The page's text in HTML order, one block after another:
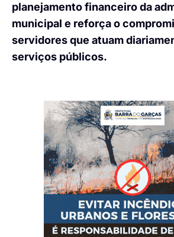
planejamento financeiro da
municipal e reforça o
servidores que atuam
serviços públicos.